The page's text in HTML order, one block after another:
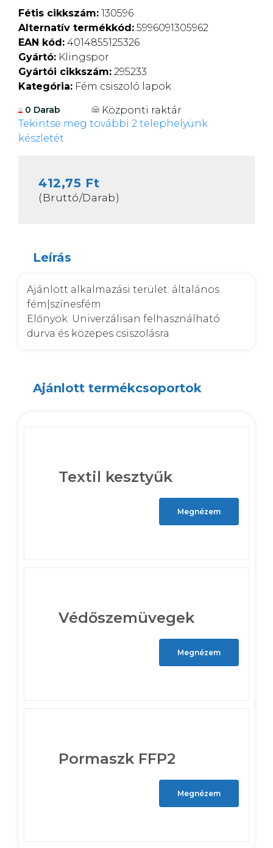
Fétis cikkszám: 130596
Alternatív termékkód: 5996091305962
EAN kód: 4014855125326
Gyártó: Klingspor
Gyártói cikkszám: 295233
Kategória: Fém csiszoló lapok
0 Darab
Központi raktár
Tekintse meg további 2 telephelyünk
készletét
412,75 Ft
(Bruttó/Darab)
Leírás
Ajánlott alkalmazási terület: általános
fém|színesfém
Előnyök: Univerzálisan felhasználható
durva és közepes csiszolásra
Ajánlott termékcsoportok
Textil kesztyűk
Megnézem
Védőszemüvegek
Megnézem
Pormaszk FFP2
Megnézem